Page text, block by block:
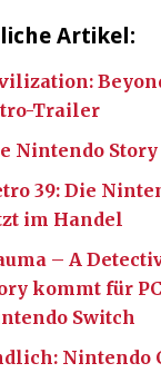
Artikel:
Trailer
Nintendo Story
39: Die
im Handel
– A
kommt für
Switch
Nintendo